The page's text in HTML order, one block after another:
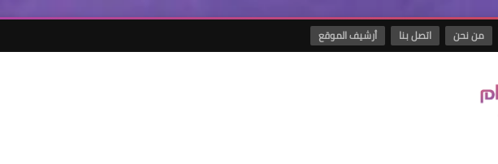
من نحن اتصل بنا أرشيف الموقع